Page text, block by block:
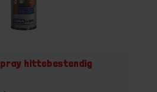
hittebestendig